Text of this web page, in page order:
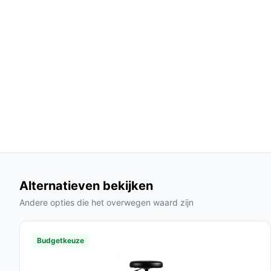
Situaties waar een maximaal
Voor wie is dit minder geschikt?
Als je extra steun of aanpassing nodig hebt, let
de specificaties — deze stoel heeft die functies
Alternatieven bekijken
Andere opties die het overwegen waard zijn
Budgetkeuze